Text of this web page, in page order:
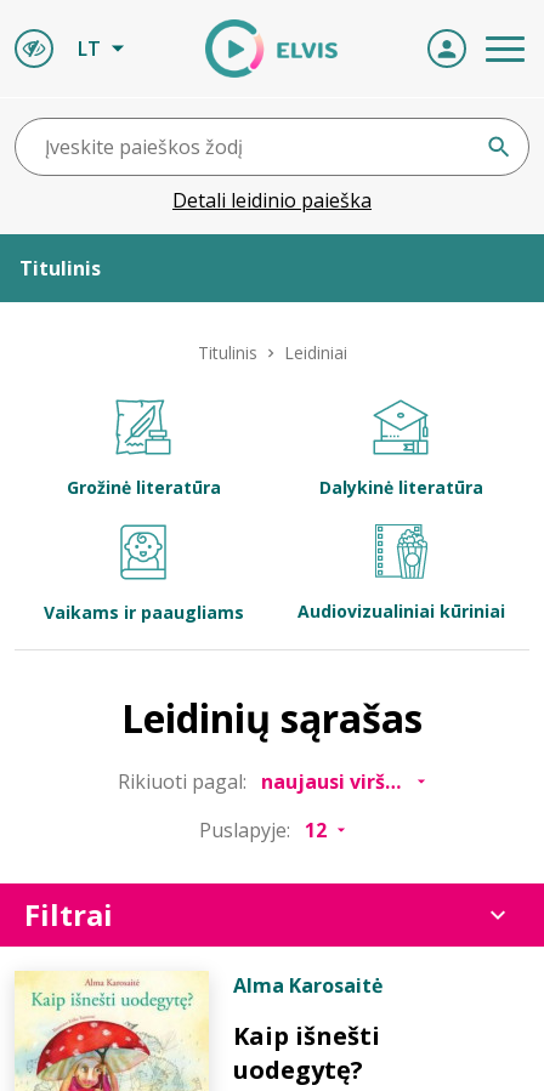
LT
Detali leidinio paieška
Titulinis
Bibliotekoms
Titulinis Leidiniai
Grožinė literatūra Dalykinė literatūra
Vaikams ir paaugliams Audiovizualiniai kūriniai
Leidinių sąrašas
Rikiuoti pagal:
Puslapyje:
Filtrai
Alma Karosaitė
Kaip išnešti
uodegytę?